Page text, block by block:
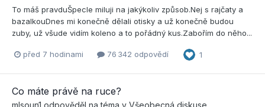
To máš pravduŠpecle miluji na jakýkoliv způsob.Nej s rajčaty a
bazalkouDnes mi konečně dělali otisky a už konečně budou
zuby, už všude vidím koleno a to pořádný kus.Zabořím do něho...
před 7 hodinami 76 342 odpovědí 1
Co máte právě na ruce?
mlsoun1 odpověděl na téma v Všeobecná diskuse